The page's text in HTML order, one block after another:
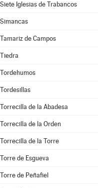
Siete Iglesias de Trabancos
Simancas
Tamariz de Campos
Tiedra
Tordehumos
Tordesillas
Torrecilla de la Abadesa
Torrecilla de la Orden
Torrecilla de la Torre
Torre de Esgueva
Torre de Peñafiel